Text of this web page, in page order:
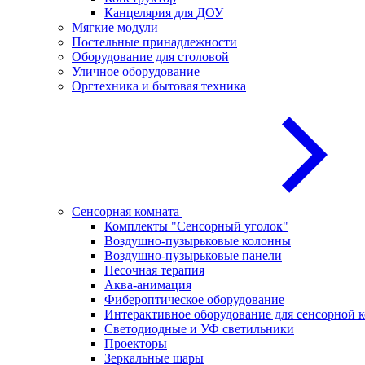
Канцелярия для ДОУ
Мягкие модули
Постельные принадлежности
Оборудование для столовой
Уличное оборудование
Оргтехника и бытовая техника
Сенсорная комната
Комплекты "Сенсорный уголок"
Воздушно-пузырьковые колонны
Воздушно-пузырьковые панели
Песочная терапия
Аква-анимация
Фибероптическое оборудование
Интерактивное оборудование для сенсорной
Светодиодные и УФ светильники
Проекторы
Зеркальные шары